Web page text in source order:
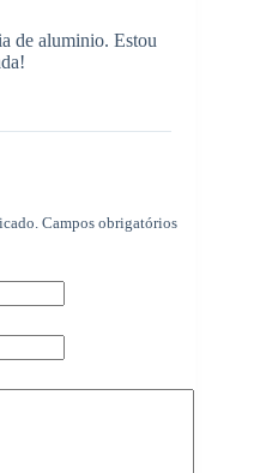
de aluminio. Estou
Campos obrigatórios